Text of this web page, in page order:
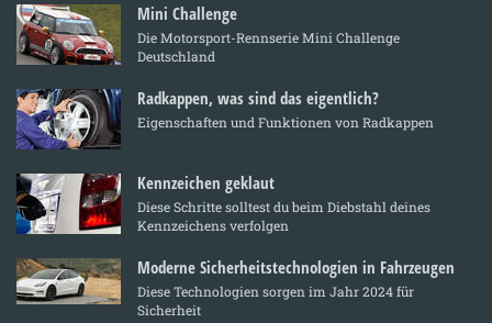
Mini Challenge
Die Motorsport-Rennserie Mini Challenge
Deutschland
Radkappen, was sind das eigentlich?
Eigenschaften und Funktionen von Radkappen
Kennzeichen geklaut
Diese Schritte solltest du beim Diebstahl deines
Kennzeichens verfolgen
Moderne Sicherheitstechnologien in Fahrzeugen
Diese Technologien sorgen im Jahr 2024 für
Sicherheit